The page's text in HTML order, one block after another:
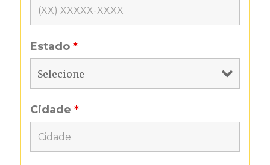
Estado*
Cidade*